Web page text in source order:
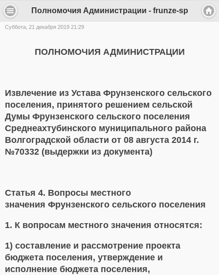
Полномочия Администрации - frunze-sp
Суббота, 21 декабря 2019 21:29
ПОЛНОМОЧИЯ АДМИНИСТРАЦИИ
Извлечение из Устава Фрунзенского сельского
поселения, принятого решением сельской
Думы Фрунзенского сельского поселения
Среднеахтубинского муниципального района
Волгоградской области от 08 августа 2014 г.
№70332 (выдержки из документа)
Статья 4. Вопросы местного
значения Фрунзенского сельского поселения
1. К вопросам местного значения относятся:
1) составление и рассмотрение проекта
бюджета поселения, утверждение и
исполнение бюджета поселения,